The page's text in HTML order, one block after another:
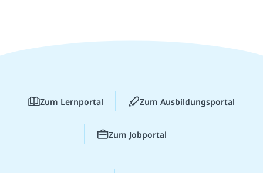
Zum Lernportal Zum Ausbildungsportal
Zum Jobportal